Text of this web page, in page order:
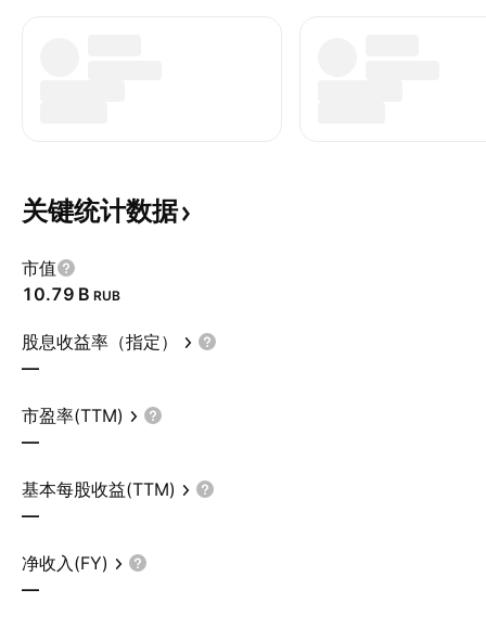
关键统计数据
市值
‪10.79 B‬ RUB
股息收益率（指定）
—
市盈率(TTM)
—
基本每股收益(TTM)
—
净收入(FY)
—